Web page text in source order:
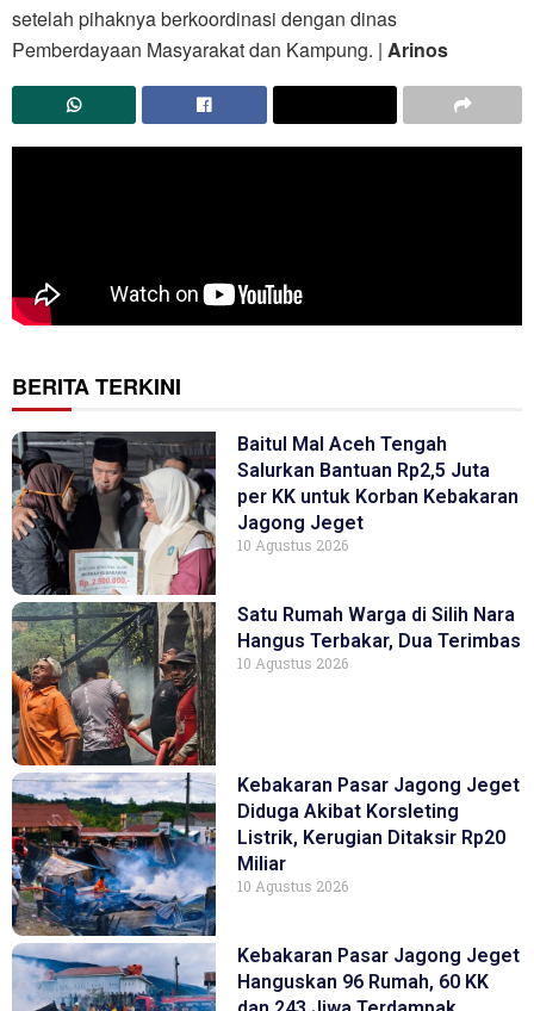
setelah pihaknya berkoordinasi dengan dinas
Pemberdayaan Masyarakat dan Kampung. | Arinos
BERITA TERKINI
Baitul Mal Aceh Tengah
Salurkan Bantuan Rp2,5 Juta
per KK untuk Korban Kebakaran
Jagong Jeget
10 Agustus 2026
Satu Rumah Warga di Silih Nara
Hangus Terbakar, Dua Terimbas
10 Agustus 2026
Kebakaran Pasar Jagong Jeget
Diduga Akibat Korsleting
Listrik, Kerugian Ditaksir Rp20
Miliar
10 Agustus 2026
Kebakaran Pasar Jagong Jeget
Hanguskan 96 Rumah, 60 KK